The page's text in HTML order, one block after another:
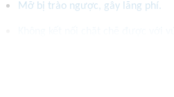
Mỡ bị trào ngược, gây lãng phí.